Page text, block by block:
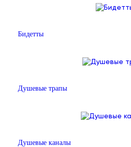
Бидетты
Душевые трапы
Душевые каналы